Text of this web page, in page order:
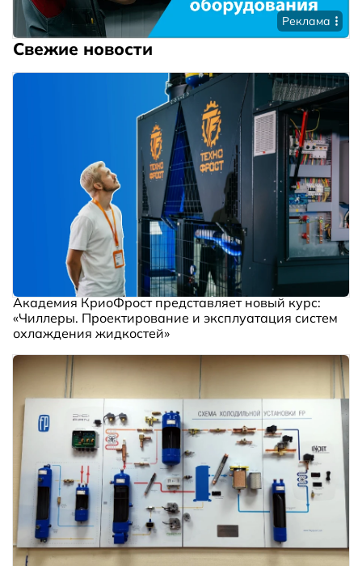
Реклама
Свежие новости
Академия КриоФрост представляет новый курс:
«Чиллеры. Проектирование и эксплуатация систем
охлаждения жидкостей»